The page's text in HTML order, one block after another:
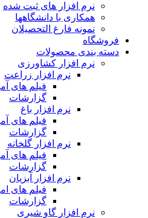
نرم افزار های ثبت شده
همکاری با دانشگاهها
نمونه فارغ التحصیلان
فروشگاه
دسته بندی محصولات
نرم افزار کشاورزی
نرم افزار زراعت
فیلم های
گزارشات
نرم افزار باغ
فیلم های
گزارشات
نرم افزار گلخانه
فیلم های
گزارشات
نرم افزار آبزیان
فیلم های
گزارشات
نرم افزار گاو شیری